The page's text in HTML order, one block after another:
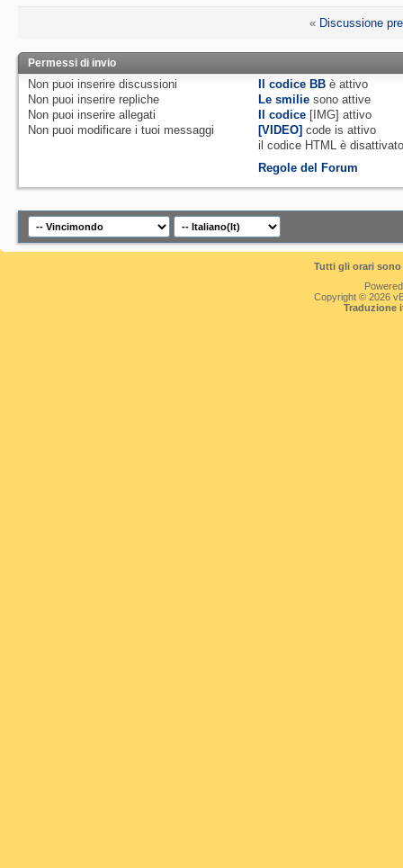
« Discussione
Permessi di invio
Non puoi inserire discussioni
Non puoi inserire repliche
Non puoi inserire allegati
Non puoi modificare i tuoi messaggi
Il codice BB èattivo
Le smilie sono attive
Il codice [IMG]attivo
[VIDEO] code isattivo
il codice HTML è
Regole del Forum
Tutti gli orari
Copyright © 2026
Traduzione